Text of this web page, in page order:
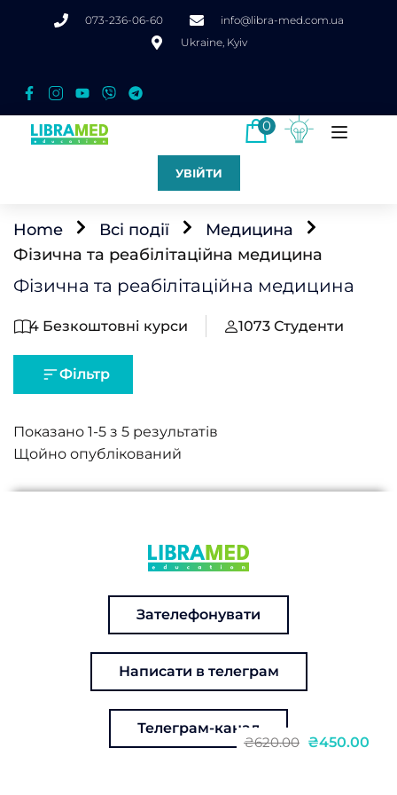
073-236-06-60
info@libra-med.com.ua
Ukraine, Kyiv
0
УВІЙТИ
Home Всі події
Медицина
Фізична та реабілітаційна медицина
Фізична та реабілітаційна медицина
4 Безкоштовні курси 1073 Студенти
Фільтр
Показано 1-5 з 5 результатів
₴620.00 ₴450.00
Зателефонувати
Написати в телеграм
Телеграм-канал